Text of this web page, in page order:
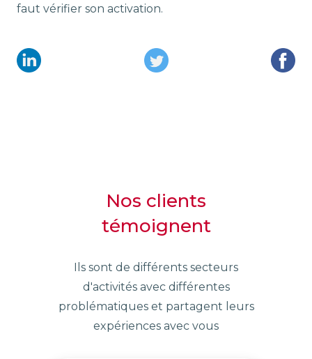
faut vérifier son activation.
Nos clients
témoignent
Ils sont de différents secteurs
d'activités avec différentes
problématiques et partagent leurs
expériences avec vous